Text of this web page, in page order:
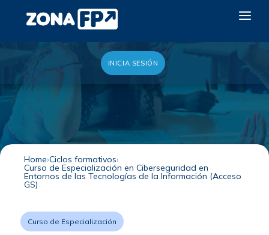
NOTICIAS
QUIERO EXPONER
INICIA SESIÓN
Home Ciclos formativos
Curso de Especialización en Ciberseguridad en
Entornos de las Tecnologías de la Información (Acceso
GS)
Curso de Especialización